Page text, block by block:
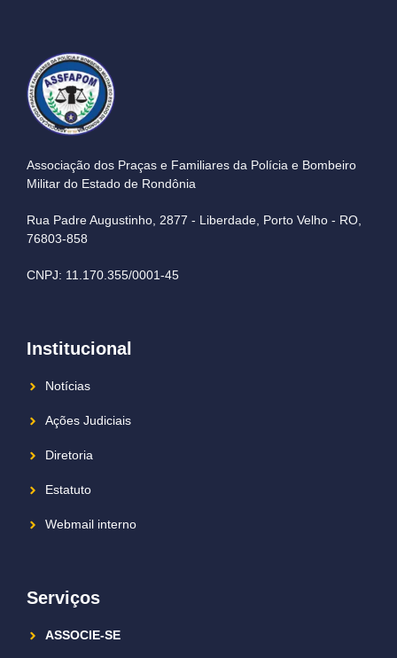
Associação dos Praças e Familiares da Polícia e Bombeiro
Militar do Estado de Rondônia
Rua Padre Augustinho, 2877 - Liberdade, Porto Velho - RO,
76803-858
CNPJ: 11.170.355/0001-45
Institucional
Notícias
Ações Judiciais
Diretoria
Estatuto
Webmail interno
Serviços
ASSOCIE-SE